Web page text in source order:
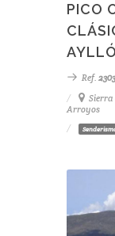
PICO
Ref.
Sierra
Arroyos